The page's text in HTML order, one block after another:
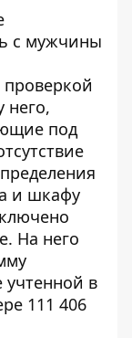
с мужчины
проверкой
него,
под
и шкафу
На него
учтенной в
111 406